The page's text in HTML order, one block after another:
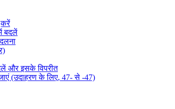
करें
बदलें
और इसके विपरीत
(उदाहरण के लिए, 47- से -47)